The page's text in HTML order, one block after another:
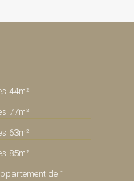
44m²
77m²
63m²
85m²
de 1